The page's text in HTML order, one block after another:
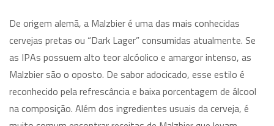
De origem alemã, a Malzbier é uma das mais conhecidas
cervejas pretas ou “Dark Lager” consumidas atualmente. Se
as IPAs possuem alto teor alcóolico e amargor intenso, as
Malzbier são o oposto. De sabor adocicado, esse estilo é
reconhecido pela refrescância e baixa porcentagem de álcool
na composição. Além dos ingredientes usuais da cerveja, é